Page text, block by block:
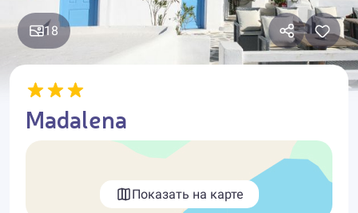
18
Madalena
Показать на карте